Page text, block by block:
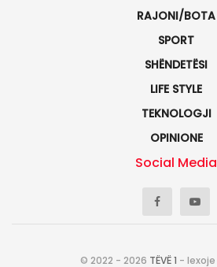
RAJONI/BOTA
SPORT
SHËNDETËSI
LIFE STYLE
TEKNOLOGJI
OPINIONE
Social Media
© 2022 - 2026 TËVË 1 - lexoje